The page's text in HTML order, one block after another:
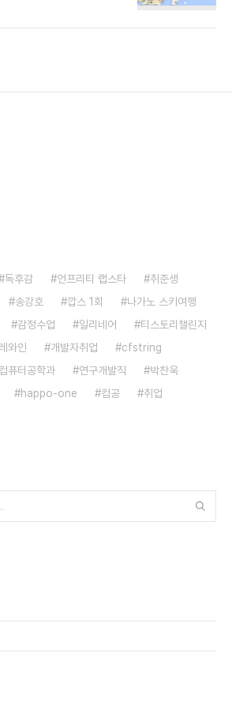
하쿠바가는 버스를
을 보고는 아 저기서
독후감 언프리티 랩스타
취준생
송강호 깝스 1회
나가노 스키여행
감정수업 일리네어
티스토리챌린지
와인 개발자취업
cfstring
컴퓨터공학과 연구개발직
박찬욱
happo-one 컴공 취업